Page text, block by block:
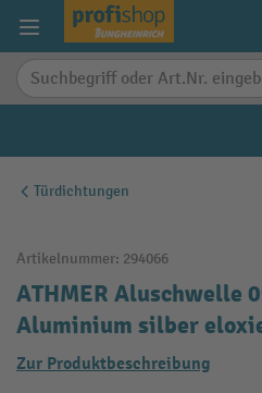
springen
Türdichtungen
Artikelnummer: 294066
ATHMER Aluschwelle
Aluminium silber
Zur Produktbeschreibung